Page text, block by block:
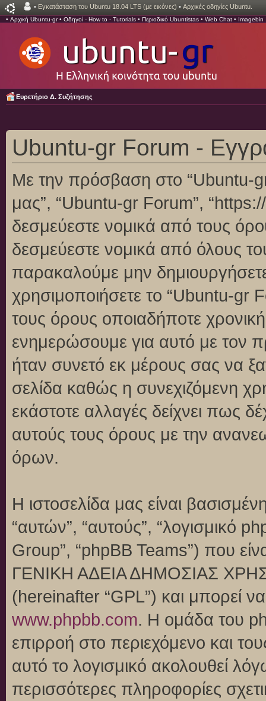
• Εγκατάσταση του Ubuntu 18.04 LTS (με εικόνες) • Αρχικές οδηγίες Ubuntu.
• Αρχική Ubuntu-gr• Οδηγοί - How to - Tutorials • Περιοδικό Ubuntistas • Web Chat • Imagebin
Ευρετήριο Δ. Συζήτησης
Ubuntu-gr Forum -
Με την πρόσβαση στο “Ubuntu-gr
μας”, “Ubuntu-gr Forum”,
δεσμεύεστε νομικά από τους
δεσμεύεστε νομικά από όλους
παρακαλούμε μην
χρησιμοποιήσετε το “Ubuntu-gr
τους όρους οποιαδήποτε
ενημερώσουμε για αυτό με τον
ήταν συνετό εκ μέρους σας να
σελίδα καθώς η συνεχιζόμενη
εκάστοτε αλλαγές δείχνει πως
αυτούς τους όρους με την
όρων.
Η ιστοσελίδα μας είναι
“αυτών”, “αυτούς”, “λογισμικό
Group”, “phpBB Teams”) που
ΓΕΝΙΚΗ ΑΔΕΙΑ ΔΗΜΟΣΙΑΣ
(hereinafter “GPL”) και μπορεί
www.phpbb.com. Η ομάδα του
επιρροή στο περιεχόμενο και
αυτό το λογισμικό ακολουθεί
περισσότερες πληροφορίες